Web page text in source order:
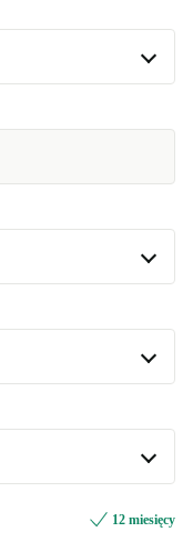
-247,01 zł
12 miesięcy